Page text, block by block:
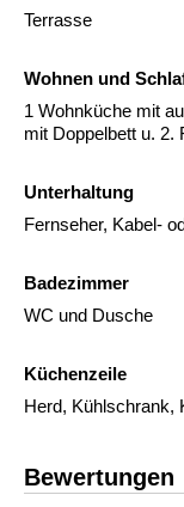
Terrasse
Wohnen und
1 Wohnküche mit
mit Doppelbett u. 2.
Unterhaltung
Fernseher, Kabel-
Badezimmer
WC und Dusche
Küchenzeile
Herd, Kühlschrank,
Bewertungen